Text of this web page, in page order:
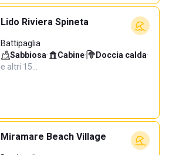
Lido Riviera Spineta
Battipaglia
Sabbiosa· Cabine· Doccia calda·
e altri 15…
Miramare Beach Village